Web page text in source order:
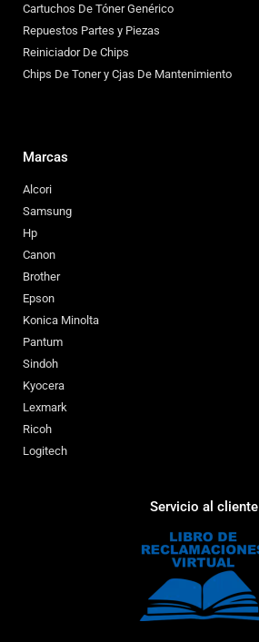
Cartuchos De Tóner Genérico
Repuestos Partes y Piezas
Reiniciador De Chips
Chips De Toner y Cjas De Mantenimiento
Marcas
Alcori
Samsung
Hp
Canon
Brother
Epson
Konica Minolta
Pantum
Sindoh
Kyocera
Lexmark
Ricoh
Logitech
Servicio al cliente